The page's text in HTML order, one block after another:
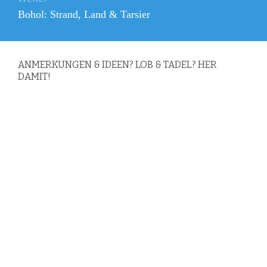
Nächster
Bohol: Strand, Land & Tarsier
ANMERKUNGEN & IDEEN? LOB & TADEL? HER
DAMIT!